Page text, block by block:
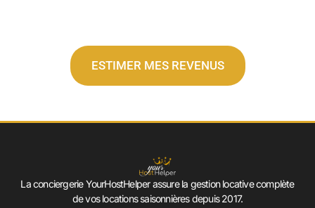
ESTIMER MES REVENUS
La conciergerie YourHostHelper assure la gestion locative complète
de vos locations saisonnières depuis 2017.